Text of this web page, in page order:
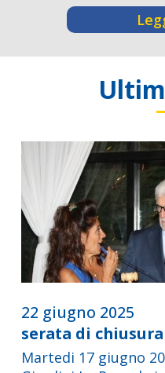
22 giugno 2025
serata di chiusura
Martedi 17 giugno